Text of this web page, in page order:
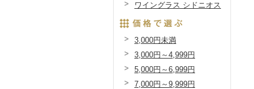
ワイングラス シドニオス
3,000円未満
3,000円～4,999円
5,000円～6,999円
7,000円～9,999円